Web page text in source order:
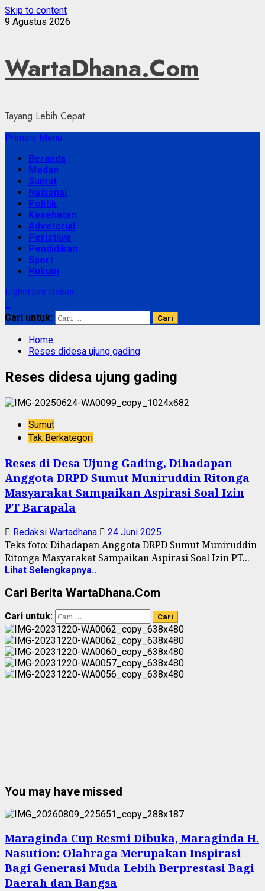
Skip to content
9 Agustus 2026
WartaDhana.Com
Tayang Lebih Cepat
Primary Menu
Beranda
Medan
Sumut
Nasional
Politik
Kesehatan
Advetorial
Peristiwa
Pendidikan
Sport
Hukum
Light/Dark Button
Cari untuk:
Home
Reses didesa ujung gading
Reses didesa ujung gading
Sumut
Tak Berkategori
Reses di Desa Ujung Gading, Dihadapan
Anggota DRPD Sumut Muniruddin Ritonga
Masyarakat Sampaikan Aspirasi Soal Izin
PT Barapala
Redaksi Wartadhana 24 Juni 2025
Teks foto: Dihadapan Anggota DRPD Sumut Muniruddin
Ritonga Masyarakat Sampaikan Aspirasi Soal Izin PT...
Lihat Selengkapnya..
Cari Berita WartaDhana.Com
Cari untuk:
You may have missed
Maraginda Cup Resmi Dibuka, Maraginda H.
Nasution: Olahraga Merupakan Inspirasi
Bagi Generasi Muda Lebih Berprestasi Bagi
Daerah dan Bangsa